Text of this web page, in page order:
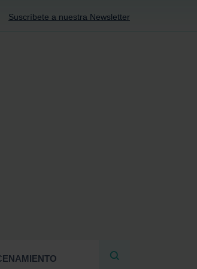
Suscríbete a nuestra Newsletter